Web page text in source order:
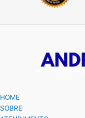
HOME
SOBRE